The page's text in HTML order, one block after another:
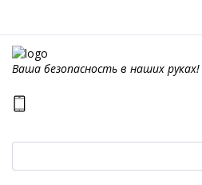
Ваша безопасность в наших руках!